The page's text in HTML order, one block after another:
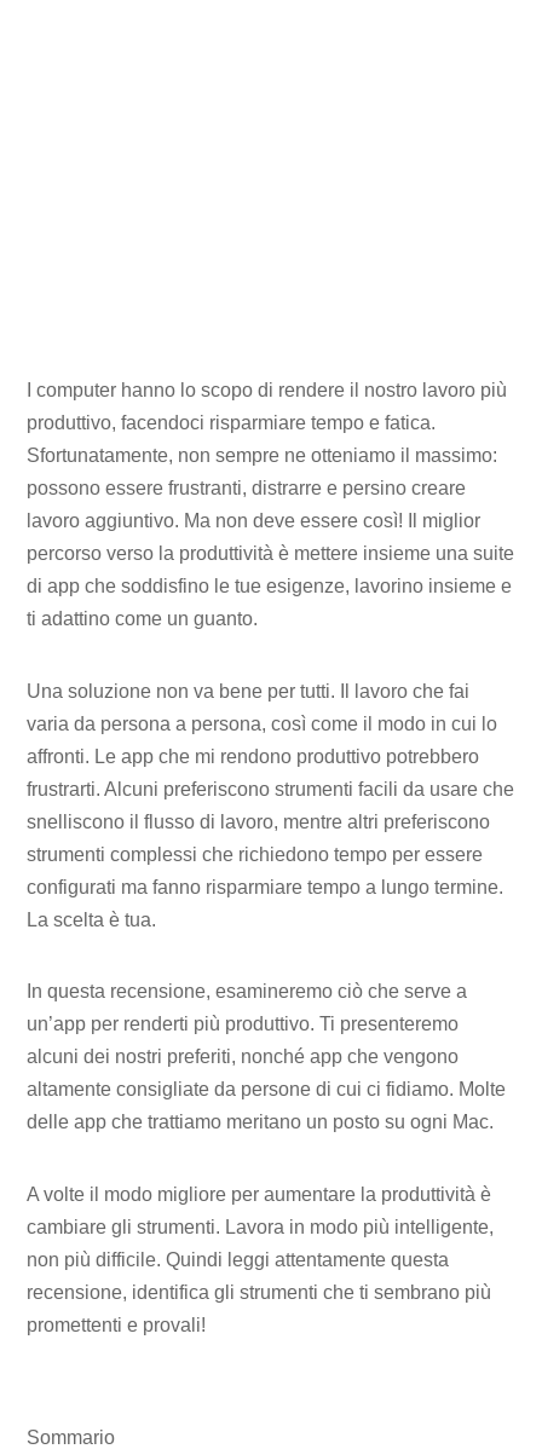
I computer hanno lo scopo di rendere il nostro lavoro più
produttivo, facendoci risparmiare tempo e fatica.
Sfortunatamente, non sempre ne otteniamo il massimo:
possono essere frustranti, distrarre e persino creare
lavoro aggiuntivo. Ma non deve essere così! Il miglior
percorso verso la produttività è mettere insieme una suite
di app che soddisfino le tue esigenze, lavorino insieme e
ti adattino come un guanto.
Una soluzione non va bene per tutti. Il lavoro che fai
varia da persona a persona, così come il modo in cui lo
affronti. Le app che mi rendono produttivo potrebbero
frustrarti. Alcuni preferiscono strumenti facili da usare che
snelliscono il flusso di lavoro, mentre altri preferiscono
strumenti complessi che richiedono tempo per essere
configurati ma fanno risparmiare tempo a lungo termine.
La scelta è tua.
In questa recensione, esamineremo ciò che serve a
un’app per renderti più produttivo. Ti presenteremo
alcuni dei nostri preferiti, nonché app che vengono
altamente consigliate da persone di cui ci fidiamo. Molte
delle app che trattiamo meritano un posto su ogni Mac.
A volte il modo migliore per aumentare la produttività è
cambiare gli strumenti. Lavora in modo più intelligente,
non più difficile. Quindi leggi attentamente questa
recensione, identifica gli strumenti che ti sembrano più
promettenti e provali!
Sommario